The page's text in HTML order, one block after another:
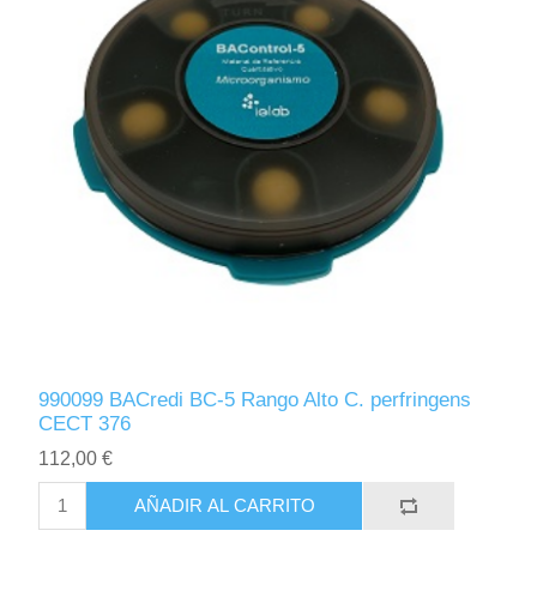
990099 BACredi BC-5 Rango Alto C. perfringens
CECT 376
112,00 €
AÑADIR AL CARRITO